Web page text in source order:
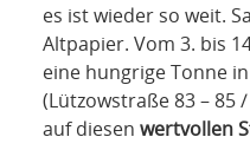
es ist wieder so weit.
Altpapier. Vom 3. bis
eine hungrige Tonne
(Lützowstraße 83 – 85
auf diesen wertvollen